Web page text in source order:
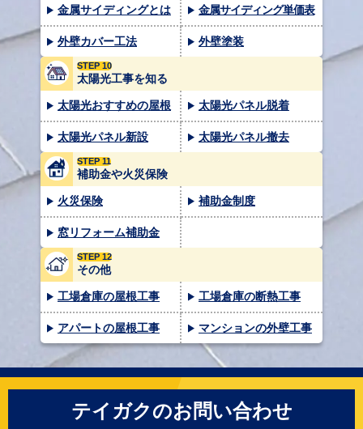
金属サイディングとは 金属サイディング単価表
外壁カバー工法 外壁塗装
STEP 10
太陽光工事を知る
太陽光おすすめの屋根 太陽光パネル脱着
太陽光パネル新設 太陽光パネル撤去
STEP 11
補助金や火災保険
火災保険 補助金制度
窓リフォーム補助金
STEP 12
その他
工場倉庫の屋根工事 工場倉庫の断熱工事
アパートの屋根工事 マンションの外壁工事
テイガクのお問い合わせ